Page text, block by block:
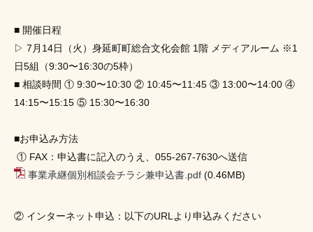
■ 開催日程
▷ 7月14日（火）身延町町総合文化会館 1階 メディアルーム ※1
日5組（9:30〜16:30の5枠）
■ 相談時間 ① 9:30〜10:30 ② 10:45〜11:45 ③ 13:00〜14:00 ④
14:15〜15:15 ⑤ 15:30〜16:30
■お申込み方法
① FAX：申込書に記入のうえ、055-267-7630へ送信
事業承継個別相談会チラシ兼申込書.pdf (0.46MB)
② インターネット申込：以下のURLより申込みください